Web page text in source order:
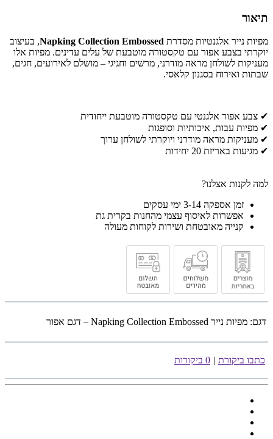
תיאור
מפיות נייר אלגנטיות מסדרת Napking Collection Embossed, בעיצוב
יוקרתי בצבע אפור עם טקסטורה מוטבעת של עלים עדינים. מפיות אלו
מעניקות לשולחן מראה מודרני, מרשים וחגיגי – מושלם לאירועים, חגים,
שבתות ואירוח בסגנון קלאסי.
✔ צבע אפור אלגנטי עם טקסטורה מוטבעת ייחודית
✔ מפיות עבות, איכותיות וסופגות
✔ מעניקות מראה מודרני ויוקרתי לשולחן ערוך
✔ מגיעות באריזת 20 יחידות
למה לקנות אצלנו?
זמן אספקה 3-14 ימי עסקים
אפשרות לאיסוף עצמי מהחנות בקרית גת
קנייה מאובטחת ושירות לקוחות מעולה
דגם: מפיות נייר Napking Collection Embossed – דגם אפור
כתבו ביקורת | 0 ביקורות